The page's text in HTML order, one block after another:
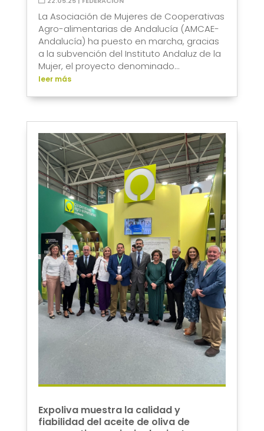
La Asociación de Mujeres de Cooperativas
Agro-alimentarias de Andalucía (AMCAE-
Andalucía) ha puesto en marcha, gracias
a la subvención del Instituto Andaluz de la
Mujer, el proyecto denominado...
leer más
Expoliva muestra la calidad y
fiabilidad del aceite de oliva de